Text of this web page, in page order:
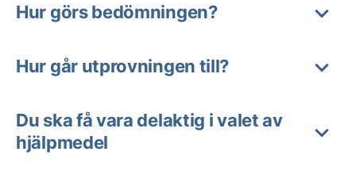
Hur görs bedömningen?
Hur går utprovningen till?
Du ska få vara delaktig i valet av
hjälpmedel